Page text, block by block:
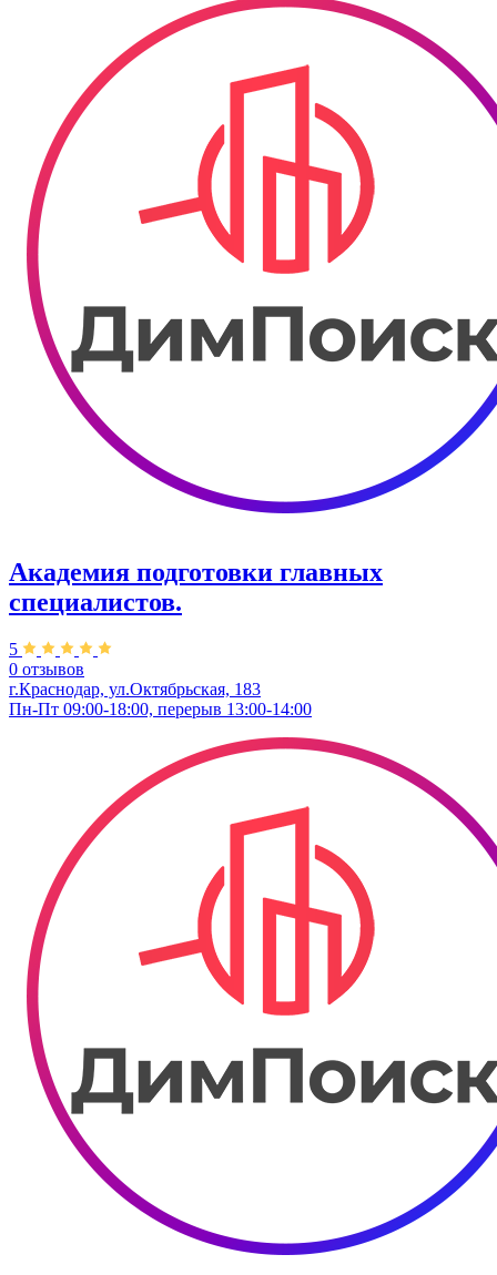
Академия подготовки главных
специалистов.
5
0 отзывов
г.Краснодар, ул.Октябрьская, 183
Пн-Пт 09:00-18:00, перерыв 13:00-14:00